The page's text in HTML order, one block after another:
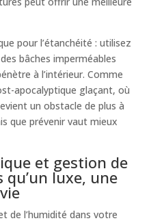
pour l’étanchéité : utilisez
bâches imperméables
à l’intérieur. Comme
apocalyptique glaçant, où
un obstacle de plus à
que prévenir vaut mieux
et gestion de
qu’un luxe, une
de l’humidité dans votre